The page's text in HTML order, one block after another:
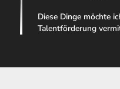
Diese Dinge möchte
Talentförderung